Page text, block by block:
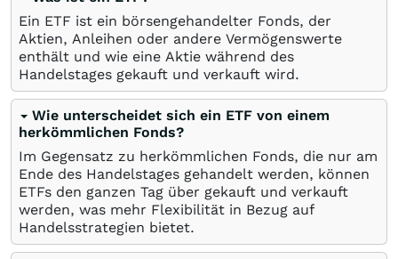
Ein ETF ist ein börsengehandelter Fonds, der
Aktien, Anleihen oder andere Vermögenswerte
enthält und wie eine Aktie während des
Handelstages gekauft und verkauft wird.
Wie unterscheidet sich ein ETF von einem
herkömmlichen Fonds?
Im Gegensatz zu herkömmlichen Fonds, die nur am
Ende des Handelstages gehandelt werden, können
ETFs den ganzen Tag über gekauft und verkauft
werden, was mehr Flexibilität in Bezug auf
Handelsstrategien bietet.